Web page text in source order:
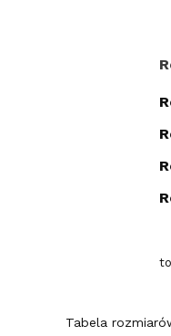
Tabela